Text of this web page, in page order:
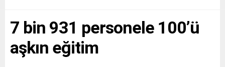
7 bin 931 personele 100’ü
aşkın eğitim